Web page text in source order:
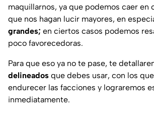
maquillarnos, ya que podemos caer en
que nos hagan lucir mayores, en
grandes; en ciertos casos podemos
poco favorecedoras.
Para que eso ya no te pase, te
delineados que debes usar, con los
endurecer las facciones y lograremos
inmediatamente.